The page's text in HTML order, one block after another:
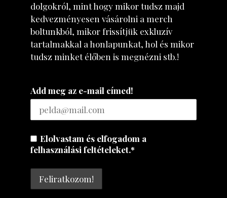
dolgokról, mint hogy mikor tudsz majd
kedvezményesen vásárolni a merch
boltunkból, mikor frissítjük exkluzív
tartalmakkal a honlapunkat, hol és mikor
tudsz minket élőben is megnézni stb.!
Add meg az e-mail címed!
Elolvastam és elfogadom a
felhasználási feltételeket.*